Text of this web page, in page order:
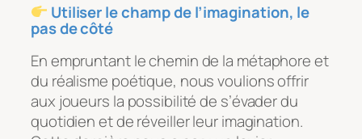
Utiliser le champ de l’imagination, le
pas de côté
En empruntant le chemin de la métaphore et
du réalisme poétique, nous voulions offrir
aux joueurs la possibilité de s’évader du
quotidien et de réveiller leur imagination.